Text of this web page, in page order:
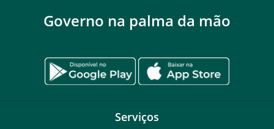
Governo na palma da mão
Serviços